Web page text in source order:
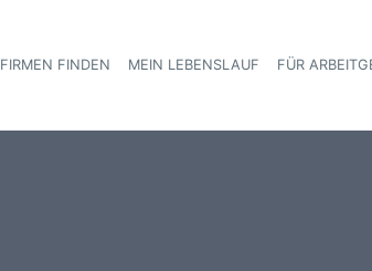
Haupt-
FIRMEN FINDEN MEIN LEBENSLAUF FÜR